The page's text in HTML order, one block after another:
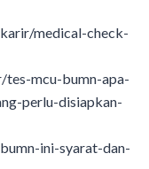
medical-check-
mcu-bumn-apa-
perlu-disiapkan-
ini-syarat-dan-